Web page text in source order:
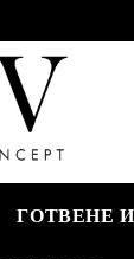
ГОТВЕНЕ